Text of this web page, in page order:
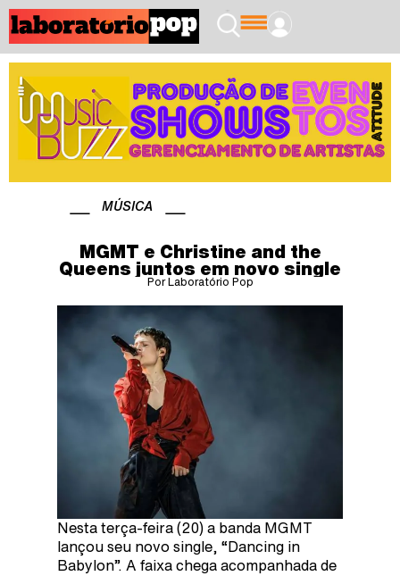
MÚSICA
MGMT e Christine and the
Queens juntos em novo single
Por Laboratório Pop
Nesta terça-feira (20) a banda MGMT
lançou seu novo single, “Dancing in
Babylon”. A faixa chega acompanhada de